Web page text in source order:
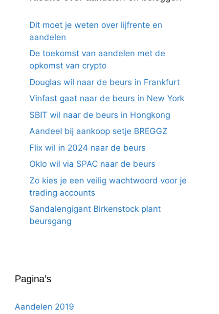
Dit moet je weten over lijfrente en
aandelen
De toekomst van aandelen met de
opkomst van crypto
Douglas wil naar de beurs in Frankfurt
Vinfast gaat naar de beurs in New York
SBIT wil naar de beurs in Hongkong
Aandeel bij aankoop setje BREGGZ
Flix wil in 2024 naar de beurs
Oklo wil via SPAC naar de beurs
Zo kies je een veilig wachtwoord voor je
trading accounts
Sandalengigant Birkenstock plant
beursgang
Pagina’s
Aandelen 2019